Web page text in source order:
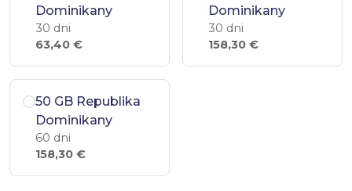
Dominikany
30 dni
63,40 €
Dominikany
30 dni
158,30 €
50 GB Republika
Dominikany
60 dni
158,30 €